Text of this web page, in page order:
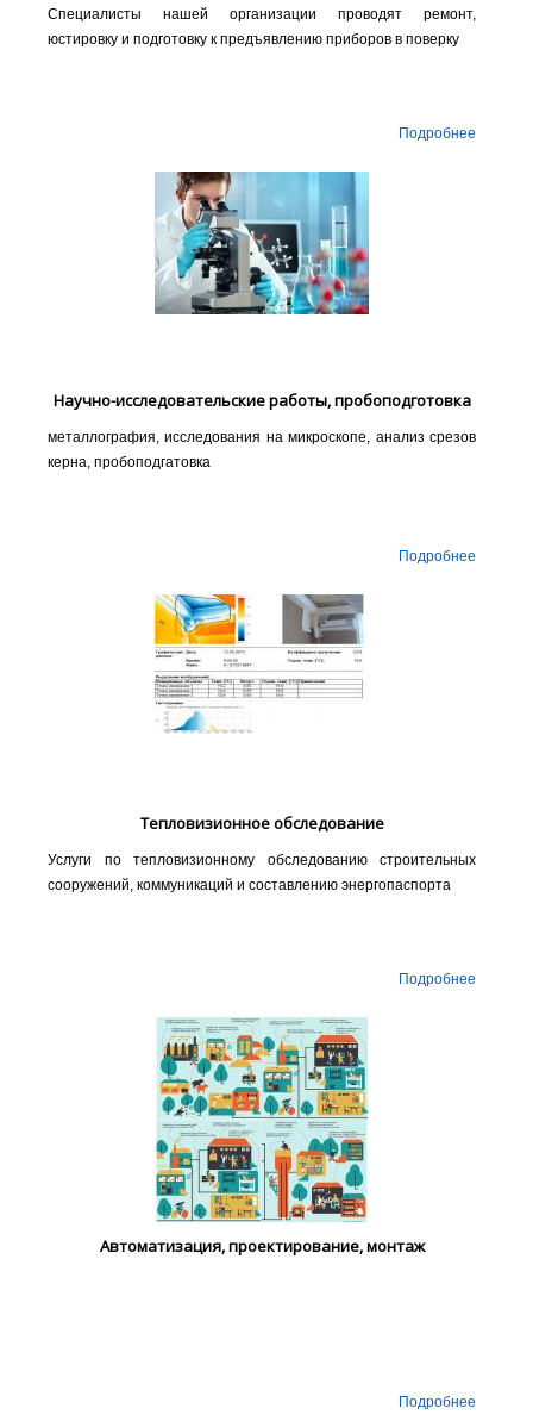
Специалисты нашей организации проводят ремонт,
юстировку и подготовку к предъявлению приборов в поверку
Подробнее
Научно-исследовательские работы, пробоподготовка
металлография, исследования на микроскопе, анализ срезов
керна, пробоподгатовка
Подробнее
Тепловизионное обследование
Услуги по тепловизионному обследованию строительных
сооружений, коммуникаций и составлению энергопаспорта
Подробнее
Автоматизация, проектирование, монтаж
Подробнее